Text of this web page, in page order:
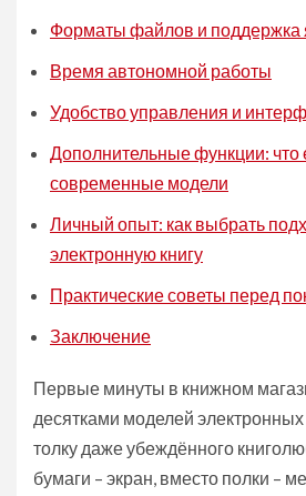
Форматы файлов и поддержка
Время автономной работы
Удобство управления и
Дополнительные функции:
современные модели
Личный опыт: как выбрать
электронную книгу
Практические советы перед
Заключение
Первые минуты в книжном
десятками моделей электронных
толку даже убеждённого
бумаги – экран, вместо полки –